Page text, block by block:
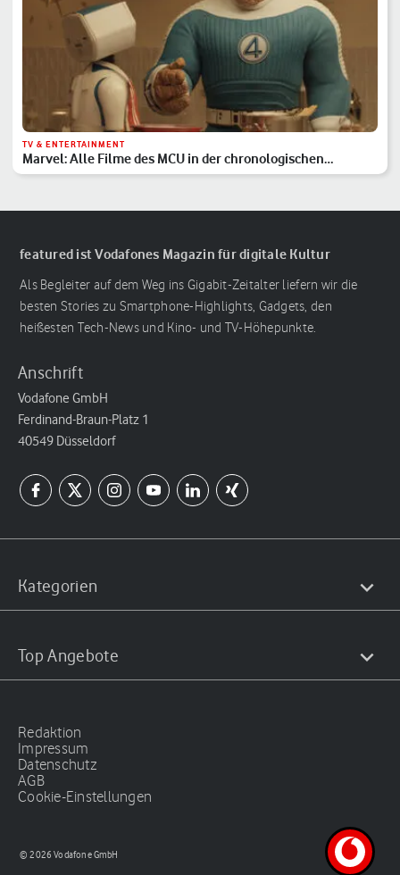
TV & ENTERTAINMENT
Marvel: Alle Filme des MCU in der chronologischen
Reihenfolge
featured ist Vodafones Magazin für digitale Kultur
Als Begleiter auf dem Weg ins Gigabit-Zeitalter liefern wir die
besten Stories zu Smartphone-Highlights, Gadgets, den
heißesten Tech-News und Kino- und TV-Höhepunkte.
Anschrift
Vodafone GmbH
Ferdinand-Braun-Platz 1
40549 Düsseldorf
Kategorien
Top Angebote
Redaktion
Impressum
Datenschutz
AGB
Cookie-Einstellungen
© 2026 Vodafone GmbH